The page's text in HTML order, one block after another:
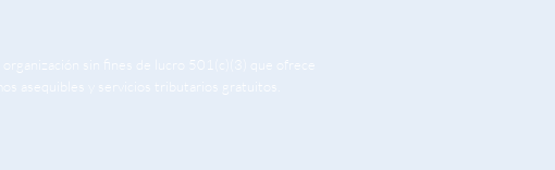
sin fines de lucro 501(c)(3) que ofrece
asequibles y servicios tributarios gratuitos.